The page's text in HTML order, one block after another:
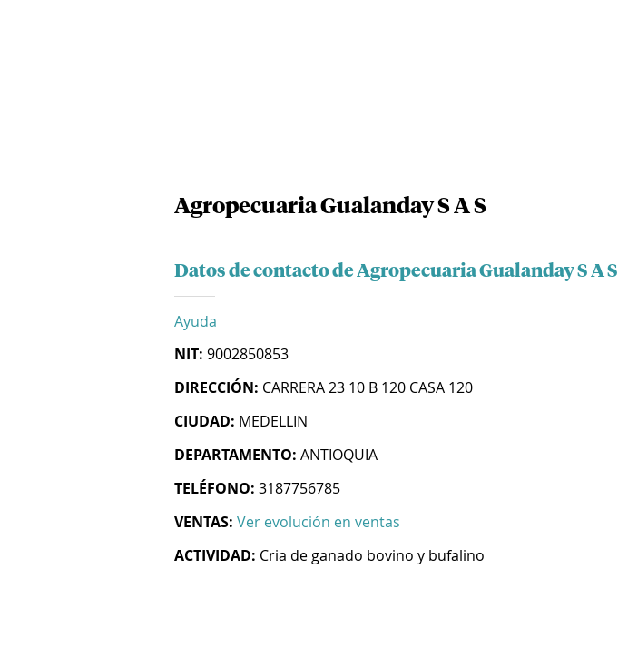
Agropecuaria Gualanday S A S
Datos de contacto de Agropecuaria Gualanday S A S
Ayuda
NIT: 9002850853
DIRECCIÓN: CARRERA 23 10 B 120 CASA 120
CIUDAD: MEDELLIN
DEPARTAMENTO: ANTIOQUIA
TELÉFONO: 3187756785
VENTAS: Ver evolución en ventas
ACTIVIDAD: Cria de ganado bovino y bufalino